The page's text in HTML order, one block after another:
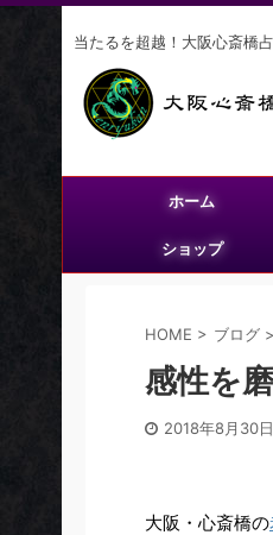
当たるを超越！大阪心斎橋
ホーム
ショップ
HOME > ブログ >
感性を
2018年8月30日
大阪・心斎橋の